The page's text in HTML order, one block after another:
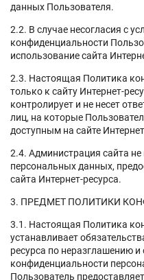
данных Пользователя.
2.2. В случае несогласия с
конфиденциальности
использование сайта
2.3. Настоящая Политика
только к сайту Интернет-
контролирует и не несет
лиц, на которые
доступным на сайте
2.4. Администрация сайта не
персональных данных,
сайта Интернет-ресурса.
3. ПРЕДМЕТ ПОЛИТИКИ
3.1. Настоящая Политика
устанавливает
ресурса по неразглашению
конфиденциальности
Пользователь